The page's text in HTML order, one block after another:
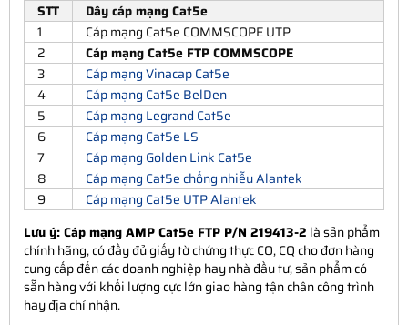
STT
Dây cáp mạng Cat5e
1
Cáp mạng Cat5e COMMSCOPE UTP
2
Cáp mạng Cat5e FTP COMMSCOPE
3
Cáp mạng Vinacap Cat5e
4
Cáp mạng Cat5e BelDen
5
Cáp mạng Legrand Cat5e
6
Cáp mạng Cat5e LS
7
Cáp mạng Golden Link Cat5e
8
Cáp mạng Cat5e chống nhiễu Alantek
9
Cáp mạng Cat5e UTP Alantek
Lưu ý: Cáp mạng AMP Cat5e FTP P/N 219413-2 là sản phẩm
chính hãng, có đầy đủ giấy tờ chứng thực CO, CQ cho đơn hàng
cung cấp đến các doanh nghiệp hay nhà đầu tư, sản phẩm có
sẵn hàng với khối lượng cực lớn giao hàng tận chân công trình
hay địa chỉ nhận.